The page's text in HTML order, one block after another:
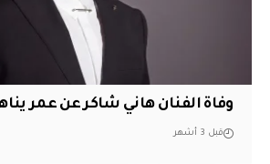
وفاة الفنان هاني شاكر عن عمر يناهز 74
قبل 3 أشهر